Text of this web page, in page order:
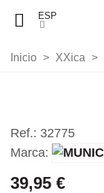
ESP
Inicio > XXica >
Ref.: 32775
Marca:
39,95 €